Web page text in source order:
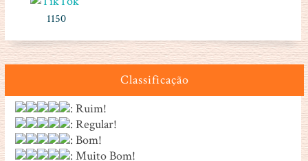
1150
Classificação
: Ruim!
: Regular!
: Bom!
: Muito Bom!